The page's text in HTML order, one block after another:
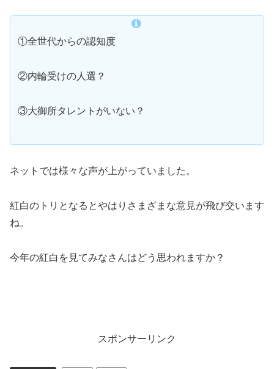
①全世代からの認知度
②内輪受けの人選？
③大御所タレントがいない？
ネットでは様々な声が上がっていました。
紅白のトリとなるとやはりさまざまな意見が飛び交います
ね。
今年の紅白を見てみなさんはどう思われますか？
スポンサーリンク